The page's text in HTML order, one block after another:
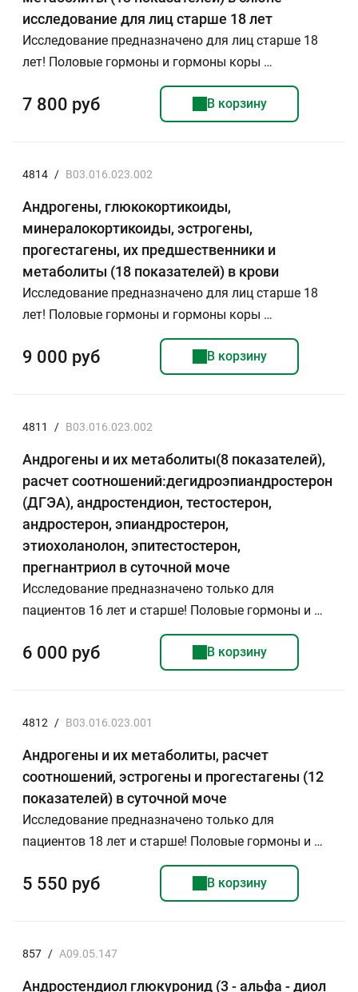
исследование для лиц старше 18 лет
Исследование предназначено для лиц старше 18
лет! Половые гормоны и гормоны коры …
7 800 руб В корзину
4814 / B03.016.023.002
Андрогены, глюкокортикоиды,
минералокортикоиды, эстрогены,
прогестагены, их предшественники и
метаболиты (18 показателей) в крови
Исследование предназначено для лиц старше 18
лет! Половые гормоны и гормоны коры …
9 000 руб В корзину
4811 / B03.016.023.002
Андрогены и их метаболиты(8 показателей),
расчет соотношений:дегидроэпиандростерон
(ДГЭА), андростендион, тестостерон,
андростерон, эпиандростерон,
этиохоланолон, эпитестостерон,
прегнантриол в суточной моче
Исследование предназначено только для
пациентов 16 лет и старше! Половые гормоны и …
6 000 руб В корзину
4812 / B03.016.023.001
Андрогены и их метаболиты, расчет
соотношений, эстрогены и прогестагены (12
показателей) в суточной моче
Исследование предназначено только для
пациентов 18 лет и старше! Половые гормоны и …
5 550 руб В корзину
857 / A09.05.147
Андростендиол глюкуронид (3 - альфа - диол